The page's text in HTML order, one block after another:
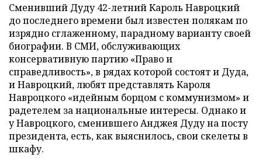
Сменивший Дуду 42-летний Кароль Навроцкий
до последнего времени был известен полякам по
изрядно сглаженному, парадному варианту своей
биографии. В СМИ, обслуживающих
консервативную партию «Право и
справедливость», в рядах которой состоят и Дуда,
и Навроцкий, любят представлять Кароля
Навроцкого «идейным борцом с коммунизмом» и
радетелем за национальные интересы. Однако и
у Навроцкого, сменившего Анджея Дуду на посту
президента, есть, как выяснилось, свои скелеты в
шкафу.